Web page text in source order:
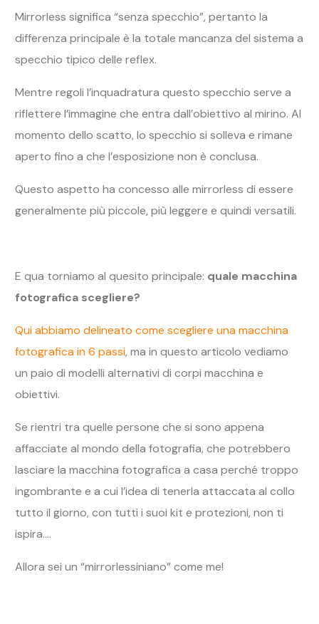
Mirrorless significa “senza specchio”, pertanto la
differenza principale è la totale mancanza del sistema a
specchio tipico delle reflex.
Mentre regoli l’inquadratura questo specchio serve a
riflettere l’immagine che entra dall’obiettivo al mirino. Al
momento dello scatto, lo specchio si solleva e rimane
aperto fino a che l’esposizione non è conclusa.
Questo aspetto ha concesso alle mirrorless di essere
generalmente più piccole, più leggere e quindi versatili.
E qua torniamo al quesito principale: quale macchina
fotografica scegliere?
Qui abbiamo delineato come scegliere una macchina
fotografica in 6 passi, ma in questo articolo vediamo
un paio di modelli alternativi di corpi macchina e
obiettivi.
Se rientri tra quelle persone che si sono appena
affacciate al mondo della fotografia, che potrebbero
lasciare la macchina fotografica a casa perché troppo
ingombrante e a cui l’idea di tenerla attaccata al collo
tutto il giorno, con tutti i suoi kit e protezioni, non ti
ispira….
Allora sei un “mirrorlessiniano” come me!